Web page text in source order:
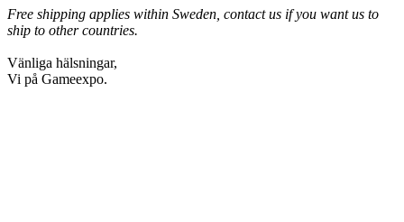
Free shipping applies within Sweden, contact us if you want us to
ship to other countries.
Vänliga hälsningar,
Vi på Gameexpo.